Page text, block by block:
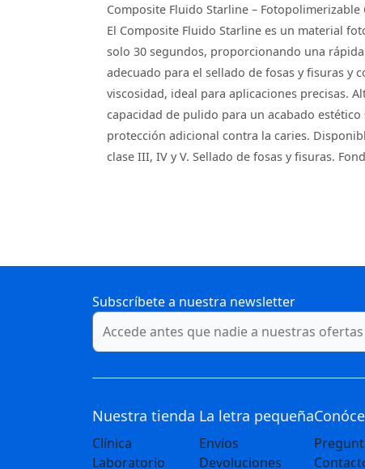
Composite Fluido Starline –
El Composite Fluido Starline es un material
solo 30 segundos, proporcionando una
adecuado para el sellado de fosas y fisuras y
viscosidad, ideal para aplicaciones precisas.
capacidad de pulido para un acabado
protección adicional contra la caries.
clase III, IV y V. Sellado de fosas y fisuras.
Subscríbete a nuestra newsletter
Nuestra tienda
Clínica
Laboratorio
La letra pequeña
Envíos
Devoluciones